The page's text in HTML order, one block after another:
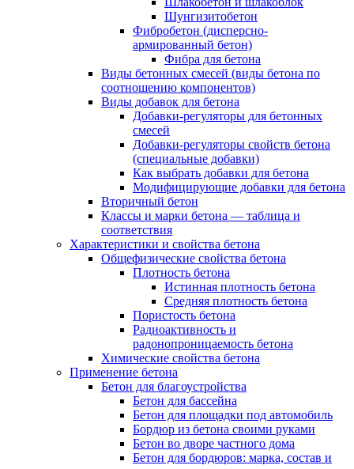
Шунгизитобетон
Фибробетон (дисперсно-
армированный бетон)
Фибра для бетона
Виды бетонных смесей (виды бетона по
соотношению компонентов)
Виды добавок для бетона
Добавки-регуляторы для бетонных
смесей
Добавки-регуляторы свойств бетона
(специальные добавки)
Как выбрать добавки для бетона
Модифицирующие добавки для бетона
Вторичный бетон
Классы и марки бетона — таблица и
соответствия
Характеристики и свойства бетона
Общефизические свойства бетона
Плотность бетона
Истинная плотность бетона
Средняя плотность бетона
Пористость бетона
Радиоактивность и
радонопроницаемость бетона
Химические свойства бетона
Применение бетона
Бетон для благоустройства
Бетон для бассейна
Бетон для площадки под автомобиль
Бордюр из бетона своими руками
Бетон во дворе частного дома
Бетон для бордюров: марка, состав и